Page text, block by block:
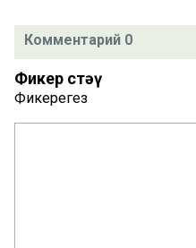
Комментарий 0
Фикер өстәү
Фикерегез